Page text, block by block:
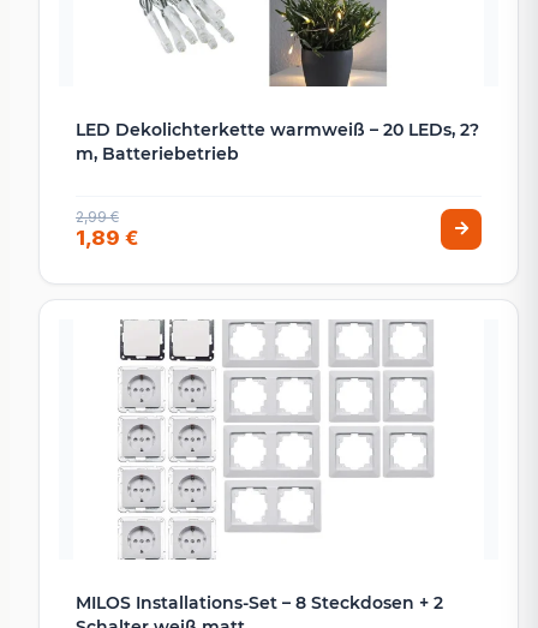
LED Dekolichterkette warmweiß – 20 LEDs, 2?
m, Batteriebetrieb
2,99 €
1,89 €
MILOS Installations-Set – 8 Steckdosen + 2